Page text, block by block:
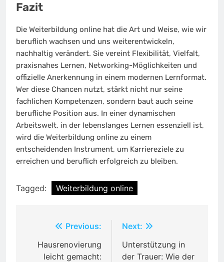
Fazit
Die Weiterbildung online hat die Art und Weise, wie wir
beruflich wachsen und uns weiterentwickeln,
nachhaltig verändert. Sie vereint Flexibilität, Vielfalt,
praxisnahes Lernen, Networking-Möglichkeiten und
offizielle Anerkennung in einem modernen Lernformat.
Wer diese Chancen nutzt, stärkt nicht nur seine
fachlichen Kompetenzen, sondern baut auch seine
berufliche Position aus. In einer dynamischen
Arbeitswelt, in der lebenslanges Lernen essenziell ist,
wird die Weiterbildung online zu einem
entscheidenden Instrument, um Karriereziele zu
erreichen und beruflich erfolgreich zu bleiben.
Tagged: Weiterbildung online
navigation
Previous:
Hausrenovierung
leicht gemacht:
Next:
Unterstützung in
der Trauer: Wie der